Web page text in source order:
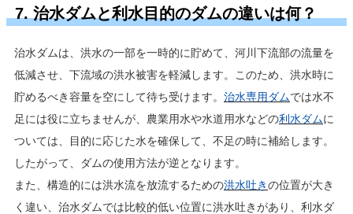
7. 治水ダムと利水目的のダムの違いは何？
治水ダムは、洪水の一部を一時的に貯めて、河川下流部の流量を
低減させ、下流域の洪水被害を軽減します。このため、洪水時に
貯めるべき容量を空にして待ち受けます。 治水専用ダムでは水不
足には役に立ちませんが、農業用水や水道用水などの利水ダムに
ついては、目的に応じた水を確保して、不足の時に補給します。
したがって、ダムの使用方法が逆となります。
また、構造的には洪水流を放流するための洪水吐きの位置が大き
く違い、治水ダムでは比較的低い位置に洪水吐きがあり、利水ダ